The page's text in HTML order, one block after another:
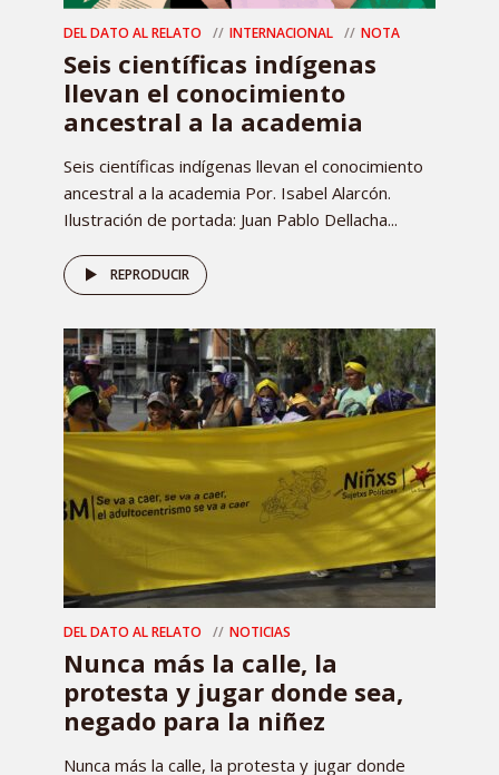
DEL DATO AL RELATO INTERNACIONAL NOTA
Seis científicas indígenas
llevan el conocimiento
ancestral a la academia
Seis científicas indígenas llevan el conocimiento
ancestral a la academia Por. Isabel Alarcón.
Ilustración de portada: Juan Pablo Dellacha...
REPRODUCIR
DEL DATO AL RELATO NOTICIAS
Nunca más la calle, la
protesta y jugar donde sea,
negado para la niñez
Nunca más la calle, la protesta y jugar donde